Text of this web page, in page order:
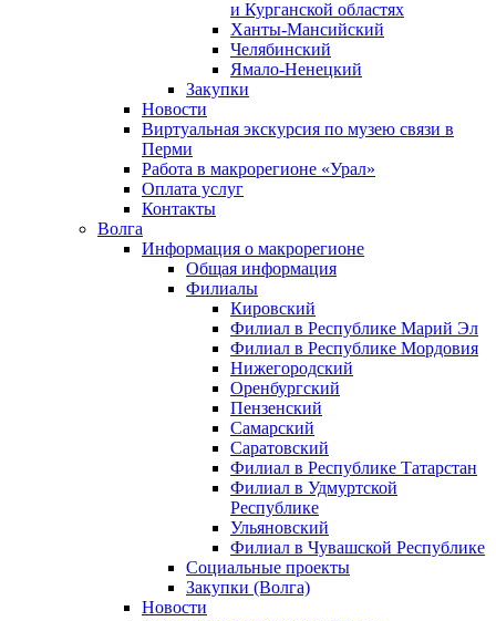
и Курганской областях
Ханты-Мансийский
Челябинский
Ямало-Ненецкий
Закупки
Новости
Виртуальная экскурсия по музею связи в
Перми
Работа в макрорегионе «Урал»
Оплата услуг
Контакты
Волга
Информация о макрорегионе
Общая информация
Филиалы
Кировский
Филиал в Республике Марий Эл
Филиал в Республике Мордовия
Нижегородский
Оренбургский
Пензенский
Самарский
Саратовский
Филиал в Республике Татарстан
Филиал в Удмуртской
Республике
Ульяновский
Филиал в Чувашской Республике
Социальные проекты
Закупки (Волга)
Новости